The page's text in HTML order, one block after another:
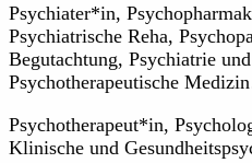
Psychiater*in,
Psychiatrische Reha,
Begutachtung, Psychiatrie
Psychotherapeutische
Psychotherapeut*in,
Klinische und